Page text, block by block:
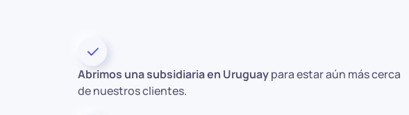
Abrimos una subsidiaria en Uruguaypara estar aún más cerca
de nuestros clientes.